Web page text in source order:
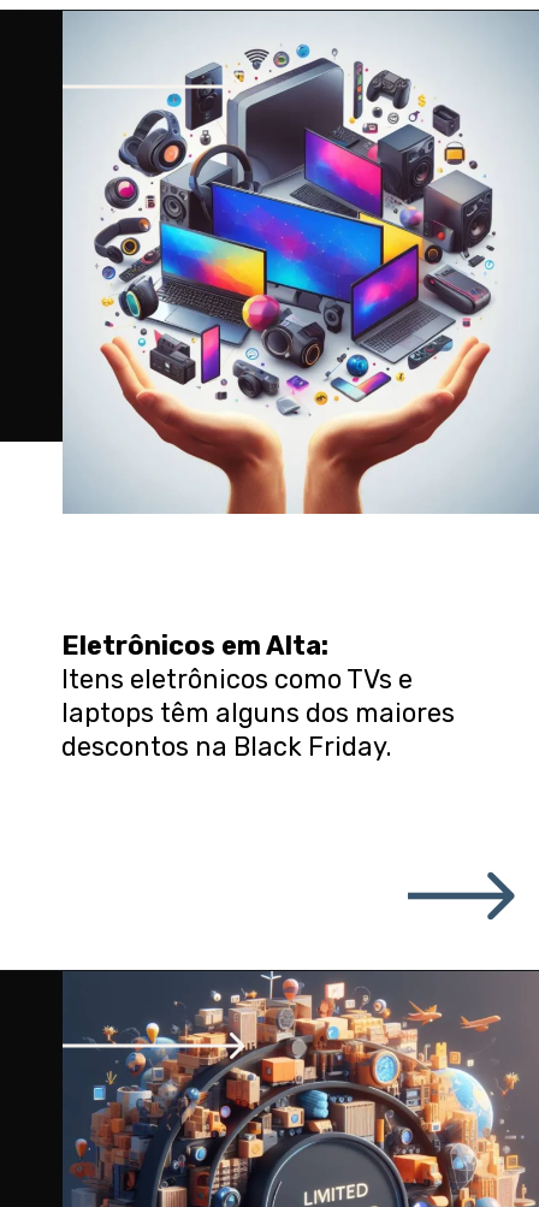
Eletrônicos em Alta:
Itens eletrônicos como TVs e
laptops têm alguns dos maiores
descontos na Black Friday.